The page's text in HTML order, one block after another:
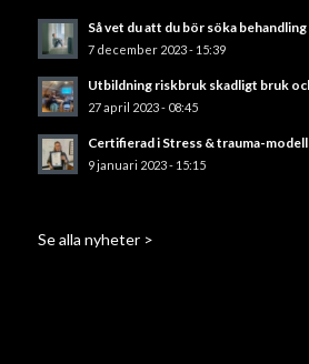
Så vet du att du bör söka
7 december 2023 - 15:39
Utbildning riskbruk skadligt bruk
27 april 2023 - 08:45
Certifierad i Stress & trauma-
9 januari 2023 - 15:15
Se alla nyheter >